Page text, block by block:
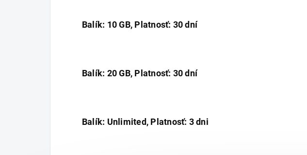
Balík: 10 GB, Platnosť: 30 dní
Balík: 20 GB, Platnosť: 30 dní
Balík: Unlimited, Platnosť: 3 dni